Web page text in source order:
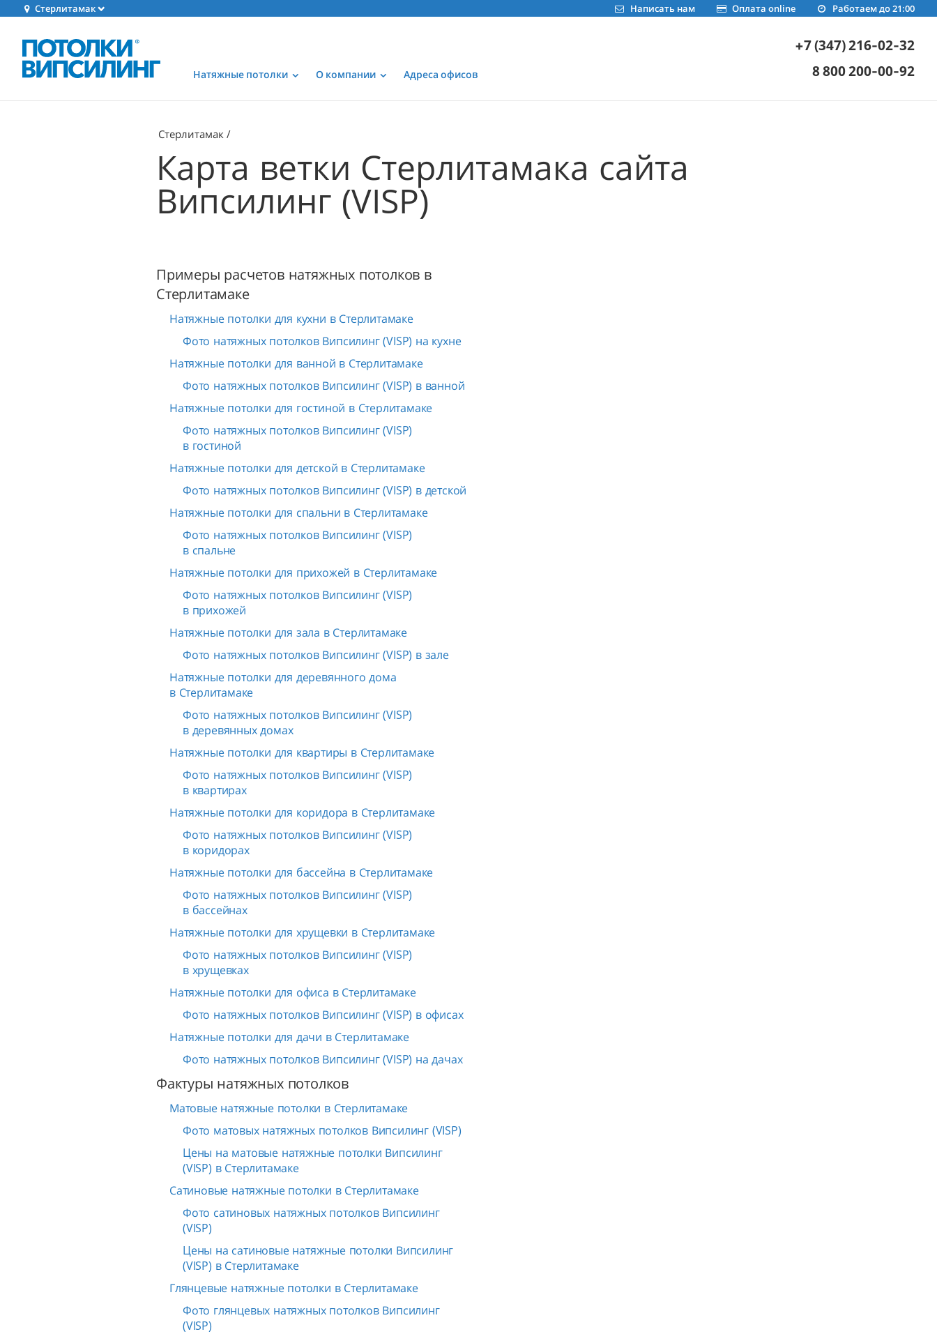
Стерлитамак Работаем до 21:00
Оплата online
Написать нам
Натяжные потолки О компании Адреса офисов
+7 (347) 216-02-32
8 800 200-00-92
Стерлитамак
Карта ветки Стерлитамака сайта
Випсилинг (VISP)
Примеры расчетов натяжных потолков в
Стерлитамаке
Натяжные потолки для кухни в Стерлитамаке
Фото натяжных потолков Випсилинг (VISP) на кухне
Натяжные потолки для ванной в Стерлитамаке
Фото натяжных потолков Випсилинг (VISP) в ванной
Натяжные потолки для гостиной в Стерлитамаке
Фото натяжных потолков Випсилинг (VISP)
в гостиной
Натяжные потолки для детской в Стерлитамаке
Фото натяжных потолков Випсилинг (VISP) в детской
Натяжные потолки для спальни в Стерлитамаке
Фото натяжных потолков Випсилинг (VISP)
в спальне
Натяжные потолки для прихожей в Стерлитамаке
Фото натяжных потолков Випсилинг (VISP)
в прихожей
Натяжные потолки для зала в Стерлитамаке
Фото натяжных потолков Випсилинг (VISP) в зале
Натяжные потолки для деревянного дома
в Стерлитамаке
Фото натяжных потолков Випсилинг (VISP)
в деревянных домах
Натяжные потолки для квартиры в Стерлитамаке
Фото натяжных потолков Випсилинг (VISP)
в квартирах
Натяжные потолки для коридора в Стерлитамаке
Фото натяжных потолков Випсилинг (VISP)
в коридорах
Натяжные потолки для бассейна в Стерлитамаке
Фото натяжных потолков Випсилинг (VISP)
в бассейнах
Натяжные потолки для хрущевки в Стерлитамаке
Фото натяжных потолков Випсилинг (VISP)
в хрущевках
Натяжные потолки для офиса в Стерлитамаке
Фото натяжных потолков Випсилинг (VISP) в офисах
Натяжные потолки для дачи в Стерлитамаке
Фото натяжных потолков Випсилинг (VISP) на дачах
Фактуры натяжных потолков
Матовые натяжные потолки в Стерлитамаке
Фото матовых натяжных потолков Випсилинг (VISP)
Цены на матовые натяжные потолки Випсилинг
(VISP) в Стерлитамаке
Сатиновые натяжные потолки в Стерлитамаке
Фото сатиновых натяжных потолков Випсилинг
(VISP)
Цены на сатиновые натяжные потолки Випсилинг
(VISP) в Стерлитамаке
Глянцевые натяжные потолки в Стерлитамаке
Фото глянцевых натяжных потолков Випсилинг
(VISP)